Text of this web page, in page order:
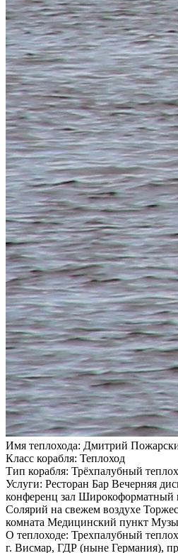
Имя теплохода: Дмитрий
Класс корабля: Теплоход
Тип корабля: Трёхпалубный
Услуги: Ресторан Бар Вечерняя
конференц зал Широкоформатный
Солярий на свежем воздухе
комната Медицинский пункт
О теплоходе: Трехпалубный
г. Висмар, ГДР (ныне Германия),